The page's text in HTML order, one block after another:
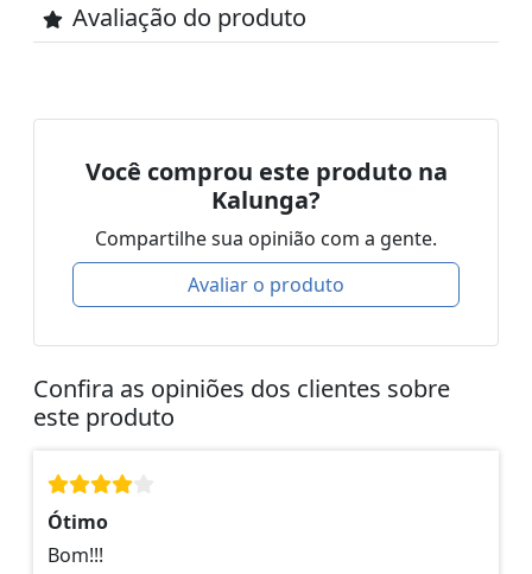
Avaliação do produto
Você comprou este produto na
Kalunga?
Compartilhe sua opinião com a gente.
Avaliar o produto
Confira as opiniões dos clientes sobre
este produto
Ótimo
Bom!!!